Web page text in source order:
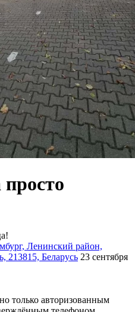
Ленинский район,
213815, Беларусь 23 сентября
только авторизованным